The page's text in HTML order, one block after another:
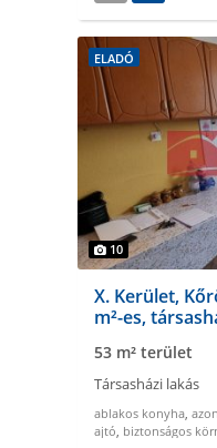
ELADÓ
10
X. Kerület,
m²-es,
53 m² terület
Társasházi lakás
ablakos konyha,
ajtó, biztonságos